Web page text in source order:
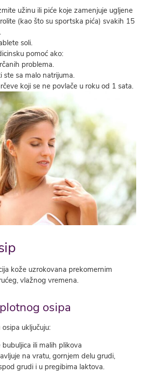
užinu ili piće koje zamenjuje ugljene
(kao što su sportska pića) svakih 15
soli.
pomoć ako:
problema.
ste sa malo natrijuma.
koji se ne povlače u roku od 1 sata.
kože uzrokovana prekomernim
vlažnog vremena.
osipa
uključuju:
ili malih plikova
na vratu, gornjem delu grudi,
grudi i u pregibima laktova.